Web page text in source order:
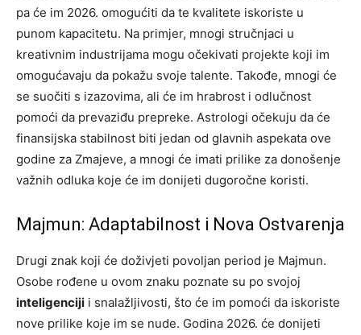
pa će im 2026. omogućiti da te kvalitete iskoriste u
punom kapacitetu. Na primjer, mnogi stručnjaci u
kreativnim industrijama mogu očekivati projekte koji im
omogućavaju da pokažu svoje talente. Takođe, mnogi će
se suočiti s izazovima, ali će im hrabrost i odlučnost
pomoći da prevaziđu prepreke. Astrologi očekuju da će
finansijska stabilnost biti jedan od glavnih aspekata ove
godine za Zmajeve, a mnogi će imati prilike za donošenje
važnih odluka koje će im donijeti dugoročne koristi.
Majmun: Adaptabilnost i Nova Ostvarenja
Drugi znak koji će doživjeti povoljan period je Majmun.
Osobe rođene u ovom znaku poznate su po svojoj
inteligenciji i snalažljivosti, što će im pomoći da iskoriste
nove prilike koje im se nude. Godina 2026. će donijeti